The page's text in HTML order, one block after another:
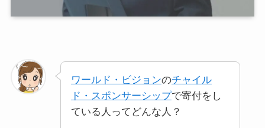
ワールド・ビジョンのチャイル
ド・スポンサーシップで寄付をし
ている人ってどんな人？